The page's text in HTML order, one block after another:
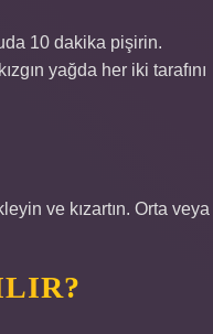
10 dakika pişirin.
yağda her iki tarafını
ve kızartın. Orta veya